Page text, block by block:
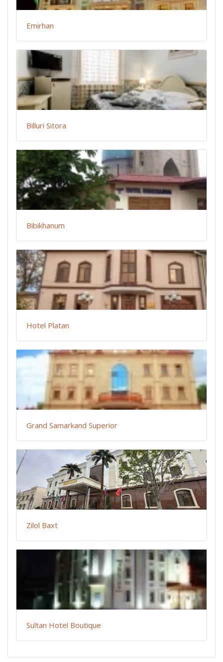
Emirhan
Billuri Sitora
Bibikhanum
Hotel Platan
Grand Samarkand Superior
Zilol Baxt
Sultan Hotel Boutique